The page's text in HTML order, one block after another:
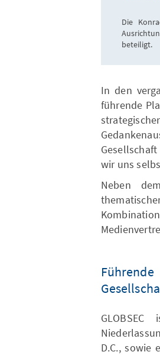
Die
beteiligt.
In den
führende
wir uns
Neben
D.C., sowie